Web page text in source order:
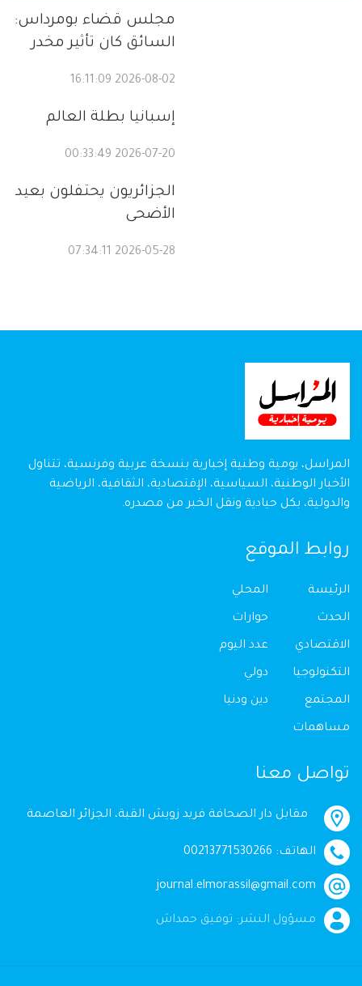
مجلس قضاء بومرداس:
السائق كان تأثير مخدر
2026-08-02 16:11:09
إسبانيا بطلة العالم
2026-07-20 00:33:49
الجزائريون يحتفلون بعيد
الأضحى
2026-05-28 07:34:11
المراسل، يومية وطنية إخبارية بنسخة عربية وفرنسية، تتناول
الأخبار الوطنية، السياسية، الإقتصادية، الثقافية، الرياضية
والدولية، بكل حيادية ونقل الخبر من مصدره.
روابط الموقع
الرئيسة
الحدث
الاقتصادي
التكنولوجيا
المجتمع
مساهمات
المحلي
حوارات
عدد اليوم
دولي
دين ودنيا
تواصل معنا
مقابل دار الصحافة فريد زويش القبة، الجزائر العاصمة
الهاتف: 00213771530266
journal.elmorassil@gmail.com
مسؤول النشر: توفيق حمداش